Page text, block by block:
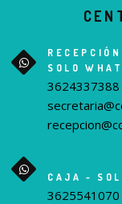
SOLO
3624337388
CAJA -
3625541070